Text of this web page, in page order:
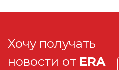
Хочу получать
новости от ERA